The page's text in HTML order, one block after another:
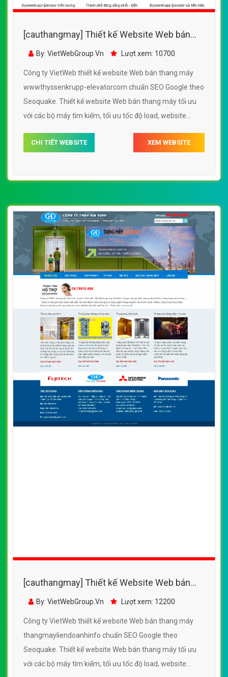
[cauthangmay] Thiết kế Website Web bán
thang máy - wwwthyssenkrupp-elevatorcom
By: VietWebGroup.Vn Lượt xem: 10700
Công ty VietWeb thiết kế website Web bán thang máy
wwwthyssenkrupp-elevatorcom chuẩn SEO Google theo
Seoquake. Thiết kế website Web bán thang máy tối ưu
với các bộ máy tìm kiếm, tối ưu tốc độ load, website
website Web bán thang máy wwwthyssenkrupp-
CHI TIẾT WEBSITE XEM WEBSITE
[cauthangmay] Thiết kế Website Web bán
thang máy - thangmayliendoanhinfo
By: VietWebGroup.Vn Lượt xem: 12200
Công ty VietWeb thiết kế website Web bán thang máy
thangmayliendoanhinfo chuẩn SEO Google theo
Seoquake. Thiết kế website Web bán thang máy tối ưu
với các bộ máy tìm kiếm, tối ưu tốc độ load, website